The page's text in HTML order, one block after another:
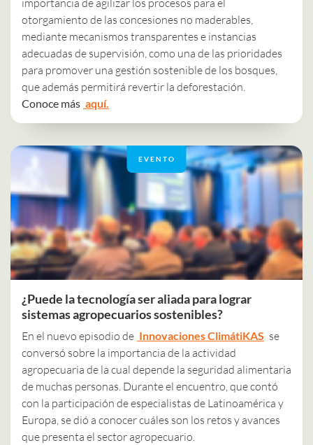
otorgamiento de las concesiones no maderables,
mediante mecanismos transparentes e instancias
adecuadas de supervisión, como una de las prioridades
para promover una gestión sostenible de los bosques,
que además permitirá revertir la deforestación.
Conoce más aquí.
EVENTO
¿Puede la tecnología ser aliada para lograr
sistemas agropecuarios sostenibles?
En el nuevo episodio de Innovaciones ClimátiKAS se
conversó sobre la importancia de la actividad
agropecuaria de la cual depende la seguridad alimentaria
de muchas personas. Durante el encuentro, que contó
con la participación de especialistas de Latinoamérica y
Europa, se dió a conocer cuáles son los retos y avances
que presenta el sector agropecuario.